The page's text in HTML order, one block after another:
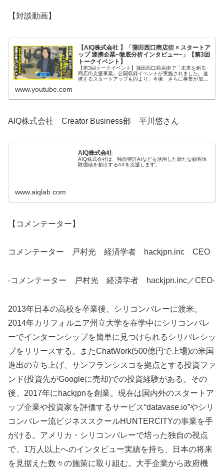
【対談動画】
【AIQ株式会社 】「蒲田西口商店街 × スタートア
ップ 連携企業~徹底分析インタビュー~」【第3回
トークイベント】
【第3回トークイベント】蒲田西口商店街で「未来を創る
商店街支援事業」公開収録イベントが実施されました。連
携するスタートアップも固まり、今後、さらに事業が加速
www.youtube.com
AIQ株式会社 Creator Business部 平川悠さん
AIQ株式会社
AIQ株式会社は、独自特許AIなどを活用した新たな顧客体
験価値を創出するAXを支援します。
www.aiqlab.com
【コメンテーター】
コメンテーター 戸村光 経済学者 hackjpn.inc CEO
-コメンテーター 戸村光 経済学者 hackjpn.inc／CEO-
2013年日本の高校を卒業後、シリコンバレーに渡米。
2014年カリフォルニア州立大学を在学中にシリコンバレ
ーでインターンシップを簡単に見つけられるシリバレシッ
プをリリースする。またChatWork(500億円で上場)の米国
進出の立ち上げ、サンフランシスコを拠点とする投資ファ
ンド(投資先がGoogleに売却)での投資経験がある。その
後、2017年にhackjpnを創業。現在は国内外のスタートア
ップ企業や投資家を評価するサービス“datavase.io”やシリ
コンバレー流ビジネススクールHUNTERCITYの事業を手
がける。アメリカ・シリコンバレーで培った独自の視点
で、1万人以上へのインタビュー実績を持ち、日本の将来
を見据えた数々の施策に取り組む。大手企業から政府機